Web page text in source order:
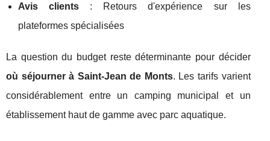
Avis clients : Retours d'expérience sur les
plateformes spécialisées
La question du budget reste déterminante pour décider
où séjourner à Saint-Jean de Monts. Les tarifs varient
considérablement entre un camping municipal et un
établissement haut de gamme avec parc aquatique.